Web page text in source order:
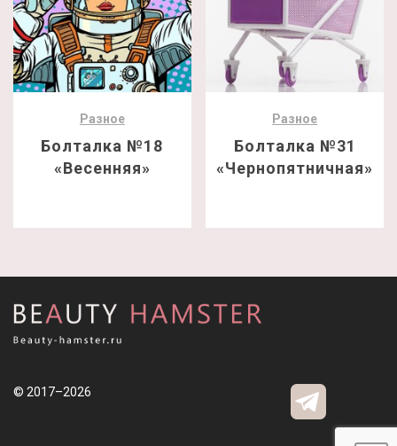
Разное
Болталка №18
«Весенняя»
Разное
Болталка №31
«Чернопятничная»
© 2017–2026